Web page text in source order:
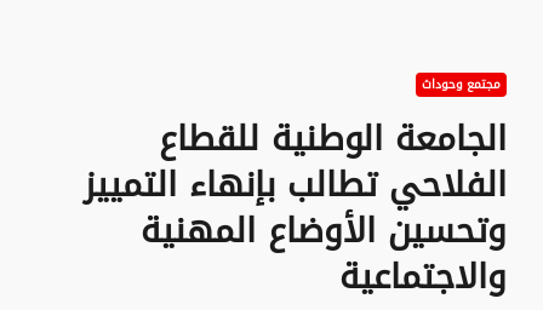
مجتمع وحوداث
الجامعة الوطنية للقطاع
الفلاحي تطالب بإنهاء التمييز
وتحسين الأوضاع المهنية
والاجتماعية